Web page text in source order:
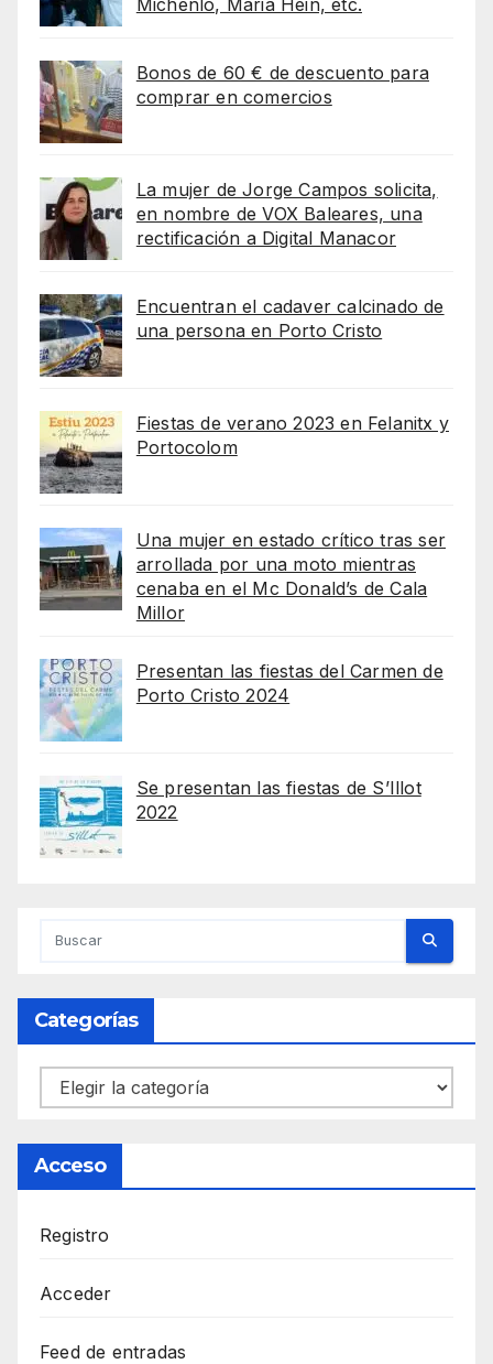
Bonos de 60 € de descuento para
comprar en comercios
La mujer de Jorge Campos solicita,
en nombre de VOX Baleares, una
rectificación a Digital Manacor
Encuentran el cadaver calcinado de
una persona en Porto Cristo
Fiestas de verano 2023 en Felanitx y
Portocolom
Una mujer en estado crítico tras ser
arrollada por una moto mientras
cenaba en el Mc Donald’s de Cala
Millor
Presentan las fiestas del Carmen de
Porto Cristo 2024
Se presentan las fiestas de S’Illot
2022
Categorías
Categorías
Acceso
Registro
Acceder
Feed de entradas